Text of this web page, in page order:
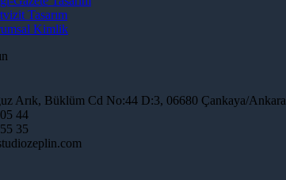
Tasarım
Kimlik
Arık, Büklüm Cd No:44 D:3, 06680 Çankaya/Ankara
44
35